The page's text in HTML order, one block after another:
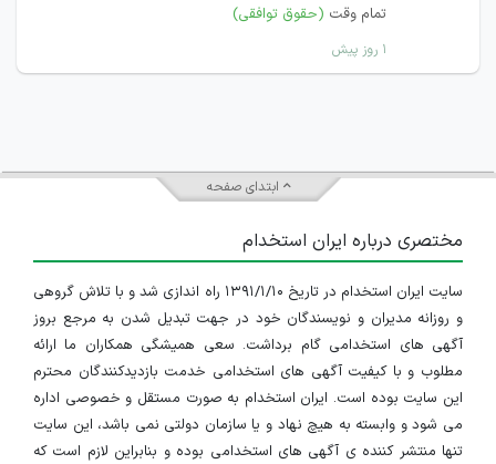
تمام وقت (حقوق توافقی)
۱ روز پیش
ابتدای صفحه
مختصری درباره ایران استخدام
سایت ایران استخدام در تاریخ ۱۳۹۱/۱/۱۰ راه اندازی شد و با تلاش گروهی
و روزانه مدیران و نویسندگان خود در جهت تبدیل شدن به مرجع بروز
آگهی های استخدامی گام برداشت. سعی همیشگی همکاران ما ارائه
مطلوب و با کیفیت آگهی های استخدامی خدمت بازدیدکنندگان محترم
این سایت بوده است. ایران استخدام به صورت مستقل و خصوصی اداره
می شود و وابسته به هیچ نهاد و یا سازمان دولتی نمی باشد، این سایت
تنها منتشر کننده ی آگهی های استخدامی بوده و بنابراین لازم است که